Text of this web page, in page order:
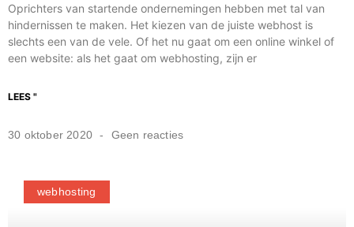
Oprichters van startende ondernemingen hebben met tal van
hindernissen te maken. Het kiezen van de juiste webhost is
slechts een van de vele. Of het nu gaat om een online winkel of
een website: als het gaat om webhosting, zijn er
LEES "
30 oktober 2020 Geen reacties
webhosting